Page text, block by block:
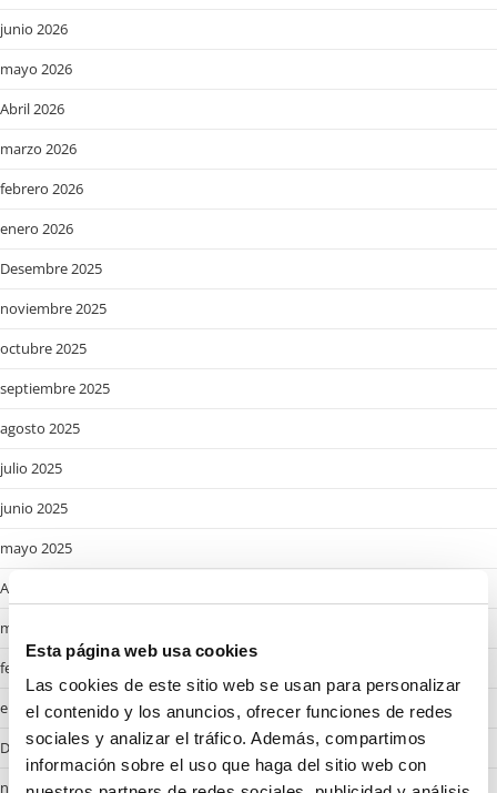
Esta página web usa cookies
Las cookies de este sitio web se usan para personalizar
el contenido y los anuncios, ofrecer funciones de redes
sociales y analizar el tráfico. Además, compartimos
información sobre el uso que haga del sitio web con
junio 2026
mayo 2026
Abril 2026
marzo 2026
febrero 2026
enero 2026
Desembre 2025
noviembre 2025
octubre 2025
septiembre 2025
agosto 2025
julio 2025
junio 2025
mayo 2025
Abril 2025
marzo 2025
febrero 2025
enero 2025
Desembre 2024
noviembre 2024